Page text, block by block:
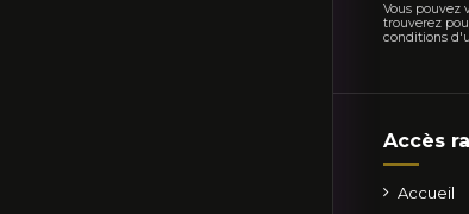
Vous pouvez
trouverez
conditions
Accès
Accueil